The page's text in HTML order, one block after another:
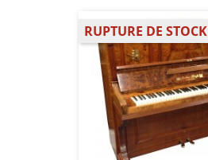
RUPTURE DE STOCK